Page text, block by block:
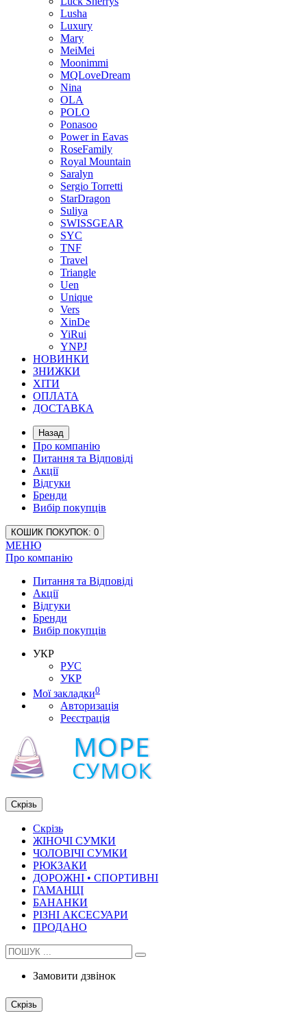
Lusha
Luxury
Mary
MeiMei
Moonimmi
MQLoveDream
Nina
OLA
POLO
Ponasoo
Power in Eavas
RoseFamily
Royal Mountain
Saralyn
Sergio Torretti
StarDragon
Suliya
SWISSGEAR
SYC
TNF
Travel
Triangle
Uen
Unique
Vers
XinDe
YiRui
YNPJ
НОВИНКИ
ЗНИЖКИ
ХІТИ
ОПЛАТА
ДОСТАВКА
Назад
Про компанію
Питання та Відповіді
Акції
Відгуки
Бренди
Вибір покупців
КОШИК ПОКУПОК: 0
МЕНЮ
Про компанію
Питання та Відповіді
Акції
Відгуки
Бренди
Вибір покупців
УКР
РУС
УКР
Мої закладки0
Авторизація
Реєстрація
Скрізь
Скрізь
ЖІНОЧІ СУМКИ
ЧОЛОВІЧІ СУМКИ
РЮКЗАКИ
ДОРОЖНІ • СПОРТИВНІ
ГАМАНЦІ
БАНАНКИ
РІЗНІ АКСЕСУАРИ
ПРОДАНО
Замовити дзвінок
Скрізь